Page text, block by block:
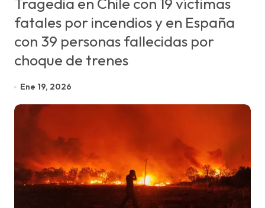
fatales por incendios y en España
con 39 personas fallecidas por
choque de trenes
Ene 19, 2026